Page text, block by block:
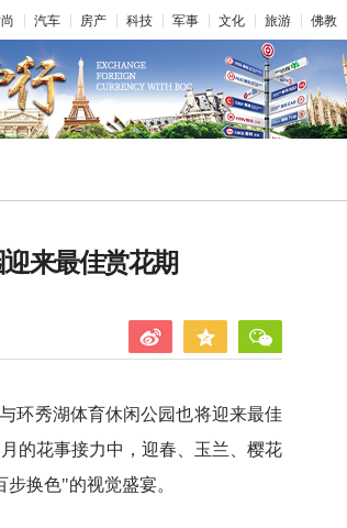
汽车 房产 科技 军事 文化 旅游 佛教
来最佳赏花期
环秀湖体育休闲公园也将迎来最佳
的花事接力中，迎春、玉兰、樱花
换色"的视觉盛宴。